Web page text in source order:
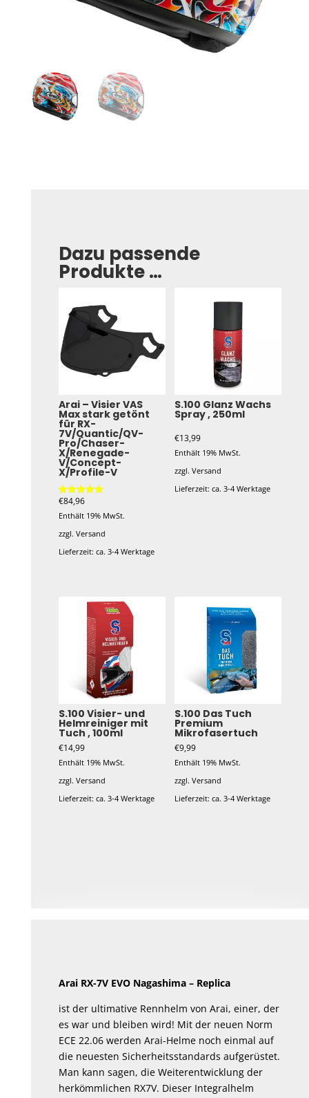
Dazu passende
Produkte …
Arai – Visier VAS
Max stark getönt
für RX-
7V/Quantic/QV-
Pro/Chaser-
X/Renegade-
V/Concept-
X/Profile-V
Bewertet mit
von 5
€84,96
Enthält 19% MwSt.
zzgl.Versand
Lieferzeit: ca. 3-4 Werktage
S.100 Glanz Wachs
Spray , 250ml
€13,99
Enthält 19% MwSt.
zzgl. Versand
Lieferzeit: ca. 3-4 Werktage
S.100 Visier- und
Helmreiniger mit
Tuch , 100ml
€14,99
Enthält 19% MwSt.
zzgl.Versand
Lieferzeit: ca. 3-4 Werktage
S.100 Das Tuch
Premium
Mikrofasertuch
€9,99
Enthält 19% MwSt.
zzgl. Versand
Lieferzeit: ca. 3-4 Werktage
Arai RX-7V EVO Nagashima – Replica
ist der ultimative Rennhelm von Arai, einer, der
es war und bleiben wird! Mit der neuen Norm
ECE 22.06 werden Arai-Helme noch einmal auf
die neuesten Sicherheitsstandards aufgerüstet.
Man kann sagen, die Weiterentwicklung der
herkömmlichen RX7V. Dieser Integralhelm